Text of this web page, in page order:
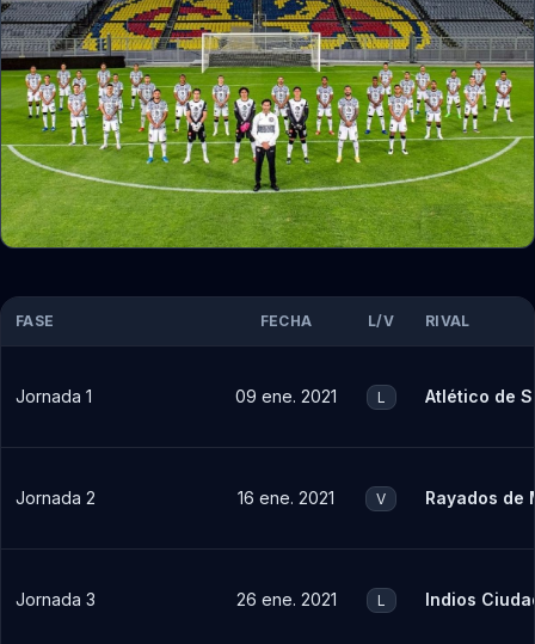
FASE FECHA L/V RIVAL
Jornada 1 09 ene. 2021 L Atlético de
Jornada 2 16 ene. 2021 V Rayados de
Jornada 3 26 ene. 2021 L Indios